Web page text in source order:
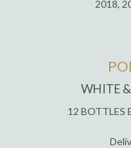
2018,
WHITE &
12 BOTTLES